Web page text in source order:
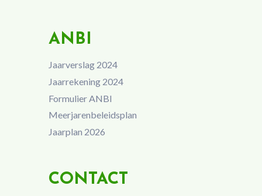
ANBI
Jaarverslag 2024
Jaarrekening 2024
Formulier ANBI
Meerjarenbeleidsplan
Jaarplan 2026
CONTACT